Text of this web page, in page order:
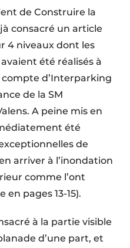
de Construire la
consacré un article
4 niveaux dont les
été réalisés à
d’Interparking
de la SM
A peine mis en
été
de
arriver à l’inondation
comme l’ont
pages 13-15).
à la partie visible
d’une part, et